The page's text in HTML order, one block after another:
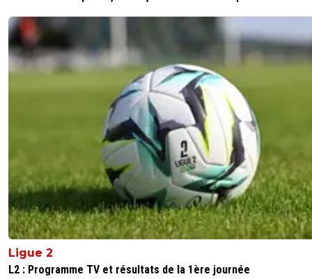
Ligue 2
L2 : Programme TV et résultats de la 1ère journée